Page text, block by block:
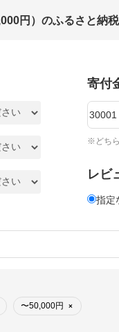
円）のふるさと納
寄付
※どちら
レビ
指定
〜50,000円 ×